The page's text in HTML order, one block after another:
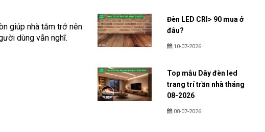
giúp nhà tắm trở nên
dùng vẫn nghĩ.
Đèn LED CRI> 90 mua ở
đâu?
10-07-2026
Top mẫu Dây đèn led
trang trí trần nhà tháng
08-2026
08-07-2026